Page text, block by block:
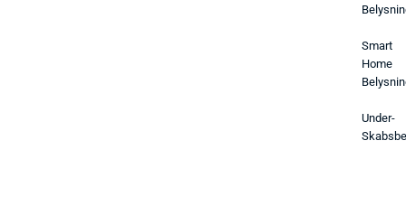
Smart
Home
Under-